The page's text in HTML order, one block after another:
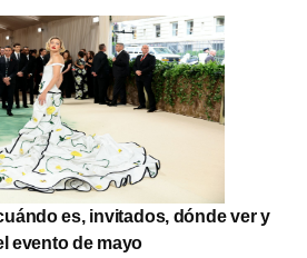
es, invitados, dónde ver y
evento de mayo